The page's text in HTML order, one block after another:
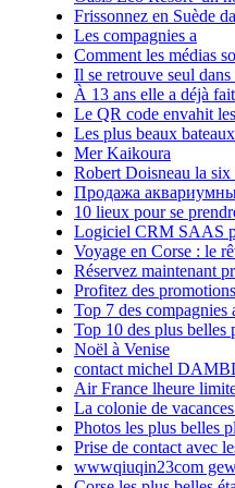
Frissonnez en Suède
Les compagnies a
Comment les médias
Il se retrouve seul
À 13 ans elle a déjà
Le QR code envahit
Les plus beaux
Mer Kaikoura
Robert Doisneau la six
Продажа
10 lieux pour se
Logiciel CRM SAAS
Voyage en Corse : le
Réservez maintenant
Profitez des
Top 7 des compagnies
Top 10 des plus belles
Noël à Venise
contact michel
Air France lheure
La colonie de
Photos les plus belles
Prise de contact avec
wwwqiuqin23com